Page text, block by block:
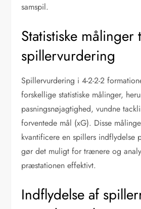
samspil.
Statistiske målinger
spillervurdering
Spillervurdering i 4-2-2-2
forskellige statistiske målinger,
pasningsnøjagtighed, vundne
forventede mål (xG). Disse
kvantificere en spillers indflydelse
gør det muligt for trænere og
præstationen effektivt.
Indflydelse af